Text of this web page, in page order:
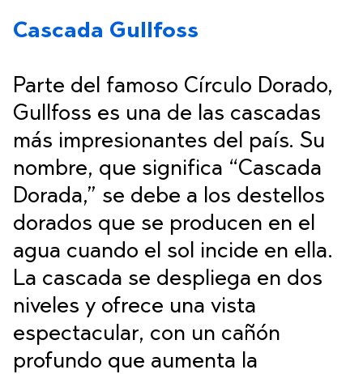
Cascada Gullfoss
Parte del famoso Círculo Dorado,
Gullfoss es una de las cascadas
más impresionantes del país. Su
nombre, que significa “Cascada
Dorada,” se debe a los destellos
dorados que se producen en el
agua cuando el sol incide en ella.
La cascada se despliega en dos
niveles y ofrece una vista
espectacular, con un cañón
profundo que aumenta la